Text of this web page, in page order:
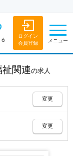
ログイン
会員登録
メニュー
関連の求人
変更
変更